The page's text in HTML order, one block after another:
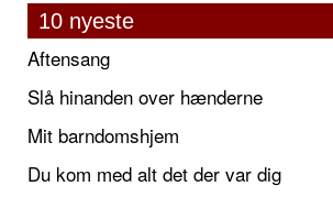
10 nyeste
Aftensang
Slå hinanden over hænderne
Mit barndomshjem
Du kom med alt det der var dig